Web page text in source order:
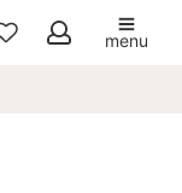
Mijn
menu